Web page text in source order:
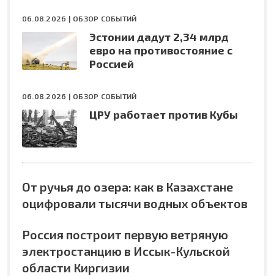
06.08.2026 | ОБЗОР СОБЫТИЙ
Эстонии дадут 2,34 млрд
евро на противостояние с
Россией
06.08.2026 | ОБЗОР СОБЫТИЙ
ЦРУ работает против Кубы
От ручья до озера: как в Казахстане
оцифровали тысячи водных объектов
Россия построит первую ветряную
электростанцию в Иссык-Кульской
области Киргизии